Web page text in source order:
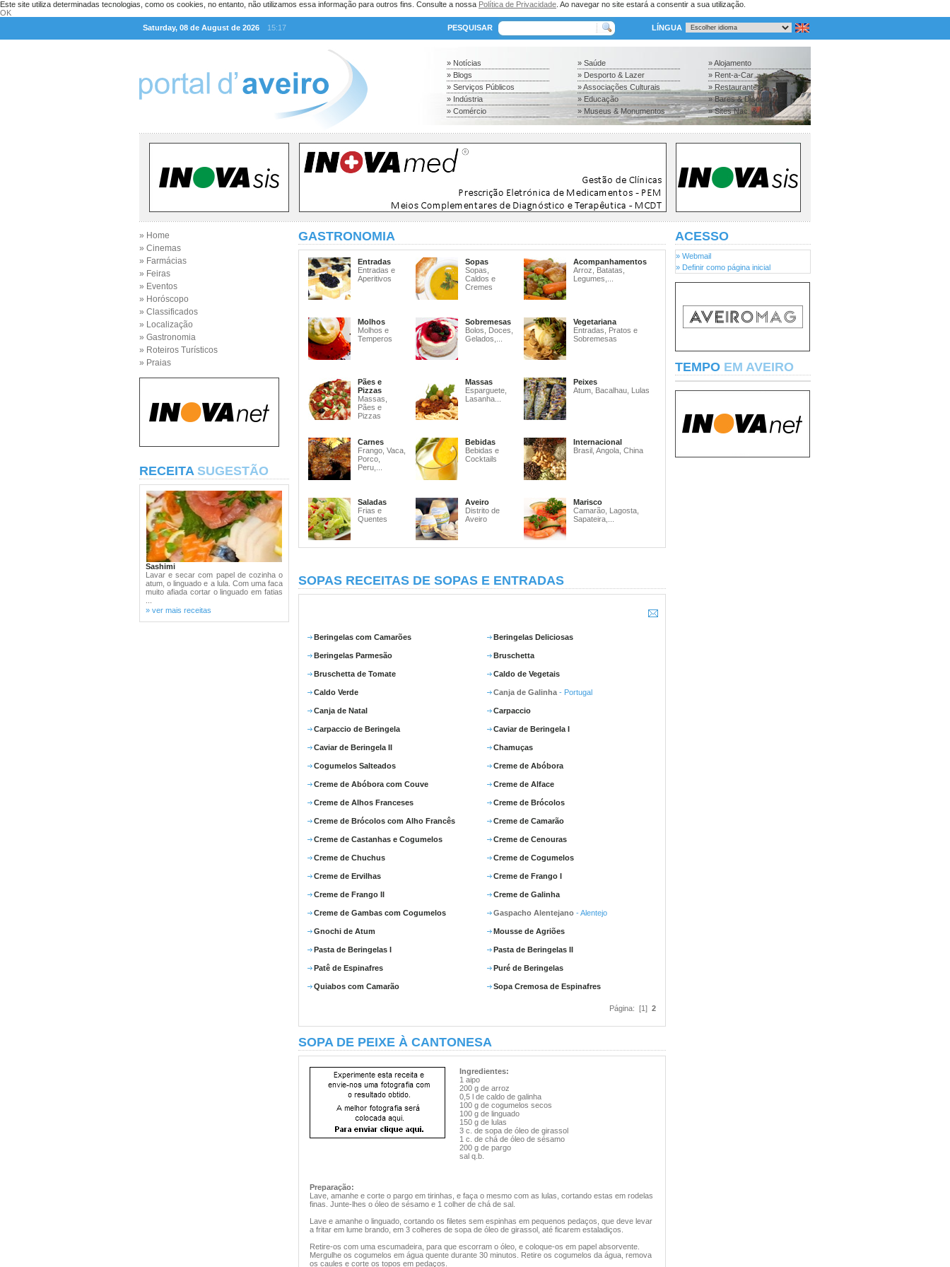
Este site utiliza determinadas tecnologias, como os cookies, no entanto, não utilizamos essa informação para outros fins. Consulte a nossa Política de Privacidade . Ao navegar no site estará a consentir a sua utilização.
OK
Saturday, 08 de August de 2026
15:17 PESQUISAR LÍNGUA
» Notícias
» Blogs
» Serviços Públicos
» Indústria
» Comércio
» Saúde
» Desporto & Lazer
» Associações Culturais
» Educação
» Museus & Monumentos
» Alojamento
» Rent-a-Car
» Restaurantes
» Bares & Discotecas
» Sites Nac. & Inter.
» Home
» Cinemas
» Farmácias
» Feiras
» Eventos
» Horóscopo
» Classificados
» Localização
» Gastronomia
» Roteiros Turísticos
» Praias
RECEITA SUGESTÃO
Sashimi
Lavar e secar com papel de cozinha o
atum, o linguado e a lula. Com uma faca
muito afiada cortar o linguado em fatias
» ver mais receitas
GASTRONOMIA
Entradas
Entradas e
Aperitivos
Sopas
Sopas,
Caldos e
Cremes
Acompanhamentos
Arroz, Batatas,
Legumes,...
Molhos
Molhos e
Temperos
Sobremesas
Bolos, Doces,
Gelados,...
Vegetariana
Entradas, Pratos e
Sobremesas
Pães e
Pizzas
Massas,
Pães e
Pizzas
Massas
Esparguete,
Lasanha...
Peixes
Atum, Bacalhau, Lulas
Carnes
Frango, Vaca,
Porco,
Peru,...
Bebidas
Bebidas e
Cocktails
Internacional
Brasil, Angola, China
Saladas
Frias e
Quentes
Aveiro
Distrito de
Aveiro
Marisco
Camarão, Lagosta,
Sapateira,...
SOPAS RECEITAS DE SOPAS E ENTRADAS
Beringelas com Camarões Beringelas Deliciosas
Beringelas Parmesão Bruschetta
Bruschetta de Tomate Caldo de Vegetais
Caldo Verde Canja de Galinha - Portugal
Canja de Natal Carpaccio
Carpaccio de Beringela Caviar de Beringela I
Caviar de Beringela II Chamuças
Cogumelos Salteados Creme de Abóbora
Creme de Abóbora com Couve Creme de Alface
Creme de Alhos Franceses Creme de Brócolos
Creme de Brócolos com Alho Francês Creme de Camarão
Creme de Castanhas e Cogumelos Creme de Cenouras
Creme de Chuchus Creme de Cogumelos
Creme de Ervilhas Creme de Frango I
Creme de Frango II Creme de Galinha
Creme de Gambas com Cogumelos Gaspacho Alentejano - Alentejo
Gnochi de Atum Mousse de Agriões
Pasta de Beringelas I Pasta de Beringelas II
Patê de Espinafres Puré de Beringelas
Quiabos com Camarão Sopa Cremosa de Espinafres
Página: [1] 2
SOPA DE PEIXE À CANTONESA
Ingredientes:
1 aipo
200 g de arroz
0,5 l de caldo de galinha
100 g de cogumelos secos
100 g de linguado
150 g de lulas
3 c. de sopa de óleo de girassol
1 c. de chá de óleo de sésamo
200 g de pargo
sal q.b.
Preparação:
Lave, amanhe e corte o pargo em tirinhas, e faça o mesmo com as lulas, cortando estas em rodelas
finas. Junte-lhes o óleo de sésamo e 1 colher de chá de sal.
Lave e amanhe o linguado, cortando os filetes sem espinhas em pequenos pedaços, que deve levar
a fritar em lume brando, em 3 colheres de sopa de óleo de girassol, até ficarem estaladiços.
Retire-os com uma escumadeira, para que escorram o óleo, e coloque-os em papel absorvente.
Mergulhe os cogumelos em água quente durante 30 minutos. Retire os cogumelos da água, remova
os caules e corte os topos em pedaços.
ACESSO
» Webmail
» Definir como página inicial
TEMPO EM AVEIRO